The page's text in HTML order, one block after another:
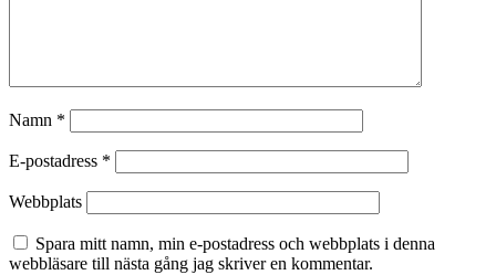
Namn *
E-postadress *
Webbplats
Spara mitt namn, min e-postadress och webbplats i denna
webbläsare till nästa gång jag skriver en kommentar.